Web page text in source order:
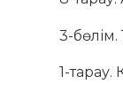
3-бөлім.
1-тарау.